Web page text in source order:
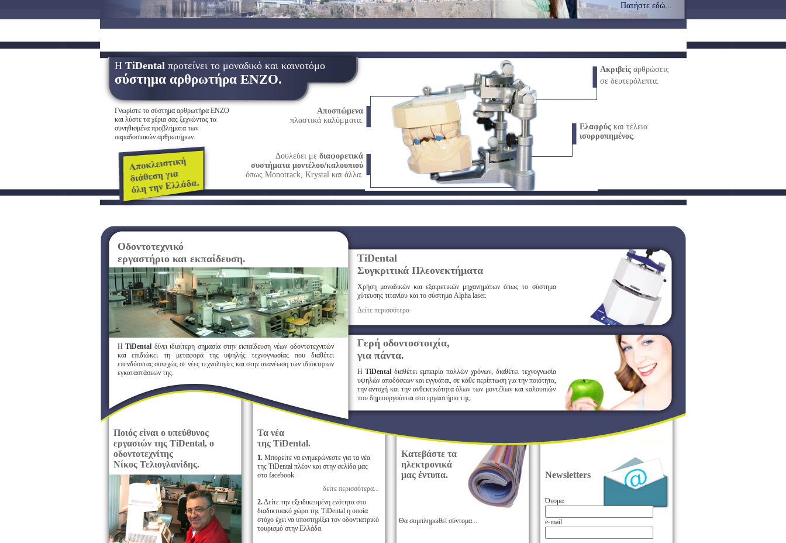
Πατήστε εδώ...
Η TiDental προτείνει το μοναδικό και καινοτόμο
σύστημα αρθρωτήρα ΕΝΖΟ.
Γνωρίστε το σύστημα αρθρωτήρα ENZO
και λύστε τα χέρια σας ξεχνώντας τα
συνηθισμένα προβλήματα των
παραδοσιακών αρθρωτήρων.
Αποσπώμενα
πλαστικά καλύμματα.
Δουλεύει με διαφορετικά
συστήματα μοντέλου/καλουπιού
όπως Monotrack, Krystal και άλλα.
Ακριβείςαρθρώσεις
σε δευτερόλεπτα.
Ελαφρύςκαι τέλεια
ισορροπημένος.
Οδοντοτεχνικό
εργαστήριο και εκπαίδευση.
ΗTiDental δίνει ιδιαίτερη σημασία στην εκπαίδευση νέων οδοντοτεχνιτών
και επιδιώκει τη μεταφορά της υψηλής τεχνογνωσίας που διαθέτει
επενδύοντας συνεχώς σε νέες τεχνολογίες και στην ανανέωση των ιδιόκτητων
εγκαταστάσεων της.
TiDental
Συγκριτικά Πλεονεκτήματα
Χρήση μοναδικών και εξαιρετικών μηχανημάτων όπως το σύστημα
χύτευσης τιτανίου και το σύστημα Alpha laser.
Δείτε περισσότερα
Γερή οδοντοστοιχία,
για πάντα.
ΗTiDental διαθέτει εμπειρία πολλών χρόνων, διαθέτει τεχνογνωσία
υψηλών αποδόσεων και εγγυάται, σε κάθε περίπτωση για την ποιότητα,
την αντοχή και την ανθεκτικότητα όλων των μοντέλων και καλουπιών
που δημιουργούνται στο εργαστήριο της.
Ποιός είναι ο υπεύθυνος
εργασιών της TiDental, ο
οδοντοτεχνίτης
Νίκος Τελιογλανίδης.
Τα νέα
της TiDental.
1.Μπορείτε να ενημερώνεστε για τα νέα
της TiDental πλέον και στην σελίδα μας
στο facebook.
δείτε περισσότερα...
2.Δείτε την εξειδικευμένη ενότητα στο
διαδικτυακό χώρο της TiDental η οποία
στόχο έχει να υποστηρίξει τον οδοντιατρικό
τουρισμό στην Ελλάδα.
Κατεβάστε τα
ηλεκτρονικά
μας έντυπα.
Θα συμπληρωθεί σύντομα...
Newsletters
Όνομα
e-mail